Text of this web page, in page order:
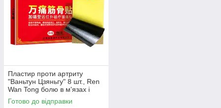
Пластир проти артриту
"Ваньтун Цзяньгу" 8 шт., Ren
Wan Tong болю в м'язах і
кістках
Готово до відправки